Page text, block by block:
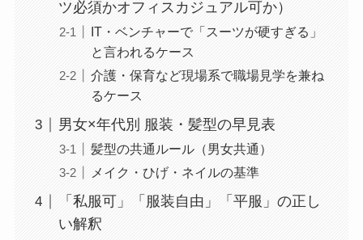
ツ必須かオフィスカジュアル可か）
IT・ベンチャーで「スーツが硬すぎる」
と言われるケース
介護・保育など現場系で職場見学を兼ね
るケース
男女×年代別 服装・髪型の早見表
髪型の共通ルール（男女共通）
メイク・ひげ・ネイルの基準
「私服可」「服装自由」「平服」の正し
い解釈